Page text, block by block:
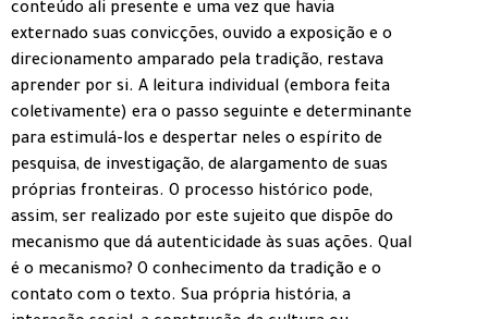
conteúdo ali presente e uma vez que havia
externado suas convicções, ouvido a exposição e o
direcionamento amparado pela tradição, restava
aprender por si. A leitura individual (embora feita
coletivamente) era o passo seguinte e determinante
para estimulá-los e despertar neles o espírito de
pesquisa, de investigação, de alargamento de suas
próprias fronteiras. O processo histórico pode,
assim, ser realizado por este sujeito que dispõe do
mecanismo que dá autenticidade às suas ações. Qual
é o mecanismo? O conhecimento da tradição e o
contato com o texto. Sua própria história, a